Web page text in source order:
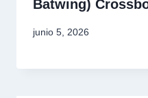
Batwing)
junio 5, 2026